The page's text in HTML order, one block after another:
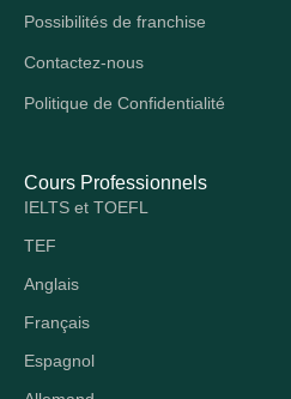
Possibilités de franchise
Contactez-nous
Politique de Confidentialité
Cours Professionnels
IELTS et TOEFL
TEF
Anglais
Français
Espagnol